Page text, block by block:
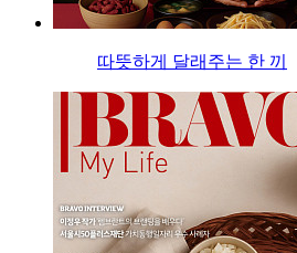
따뜻하게 달래주는 한 끼